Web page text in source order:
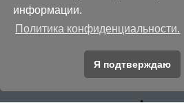
информации.
Политика конфиденциальности.
Я подтверждаю
Titiz Group 2025. Все